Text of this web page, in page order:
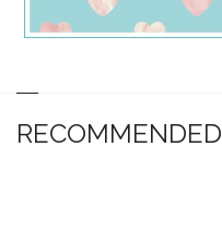
RECOMMENDED